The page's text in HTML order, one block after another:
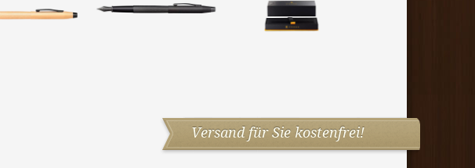
Versand für Sie kostenfrei!